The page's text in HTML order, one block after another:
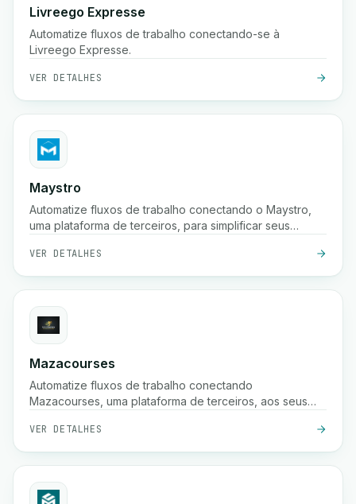
Livreego Expresse
Automatize fluxos de trabalho conectando-se à
Livreego Expresse.
VER DETALHES
Maystro
Automatize fluxos de trabalho conectando o Maystro,
uma plataforma de terceiros, para simplificar seus
VER DETALHES
Mazacourses
Automatize fluxos de trabalho conectando
Mazacourses, uma plataforma de terceiros, aos seus
VER DETALHES